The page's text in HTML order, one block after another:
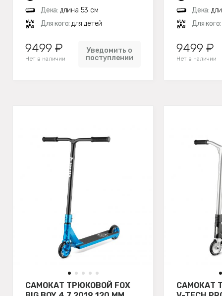
Дека: длина 53 см
Для кого: для детей
9499 ₽
Нет в наличии
Уведомить о
поступлении
Дека:
Для кого:
9499 ₽
Нет в наличии
САМОКАТ ТРЮКОВОЙ FOX
САМОКАТ